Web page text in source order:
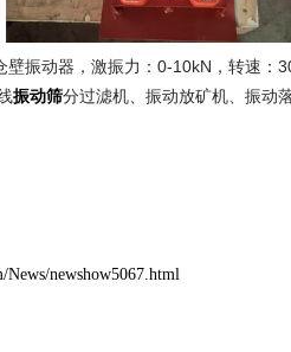
振动器，激振力：0-10kN，转速：
振动筛分过滤机、振动放矿机、振动
newshow5067.html